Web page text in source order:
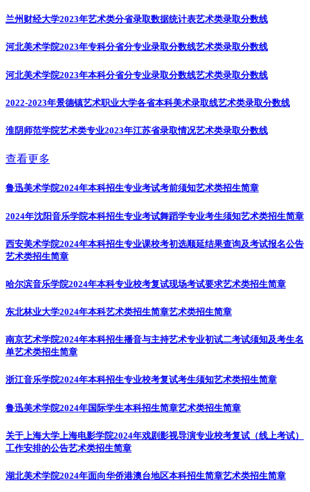
兰州财经大学2023年艺术类分省录取数据统计表艺术类录取分数线
河北美术学院2023年专科分省分专业录取分数线艺术类录取分数线
河北美术学院2023年本科分省分专业录取分数线艺术类录取分数线
2022-2023年景德镇艺术职业大学各省本科美术录取线艺术类录取分数线
淮阴师范学院艺术类专业2023年江苏省录取情况艺术类录取分数线
查看更多
鲁迅美术学院2024年本科招生专业考试考前须知艺术类招生简章
2024年沈阳音乐学院本科招生专业考试舞蹈学专业考生须知艺术类招生简章
西安美术学院2024年本科招生专业课校考初选顺延结果查询及考试报名公告
艺术类招生简章
哈尔滨音乐学院2024年本科专业校考复试现场考试要求艺术类招生简章
东北林业大学2024年本科艺术类招生简章艺术类招生简章
南京艺术学院2024年本科招生播音与主持艺术专业初试二考试须知及考生名
单艺术类招生简章
浙江音乐学院2024年本科招生专业校考复试考生须知艺术类招生简章
鲁迅美术学院2024年国际学生本科招生简章艺术类招生简章
关于上海大学上海电影学院2024年戏剧影视导演专业校考复试（线上考试）
工作安排的公告艺术类招生简章
湖北美术学院2024年面向华侨港澳台地区本科招生简章艺术类招生简章